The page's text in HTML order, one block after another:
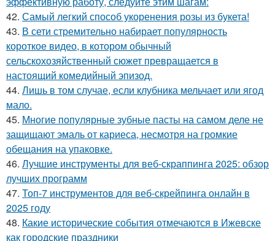
42. Самый легкий способ укоренения розы из букета!
43. В сети стремительно набирает популярность
короткое видео, в котором обычный
сельскохозяйственный сюжет превращается в
настоящий комедийный эпизод.
44. Лишь в том случае, если клубника мельчает или ягод
мало.
45. Многие популярные зубные пасты на самом деле не
защищают эмаль от кариеса, несмотря на громкие
обещания на упаковке.
46. Лучшие инструменты для веб-скраппинга 2025: обзор
лучших программ
47. Топ-7 инструментов для веб-скрейпинга онлайн в
2025 году
48. Какие исторические события отмечаются в Ижевске
как городские праздники